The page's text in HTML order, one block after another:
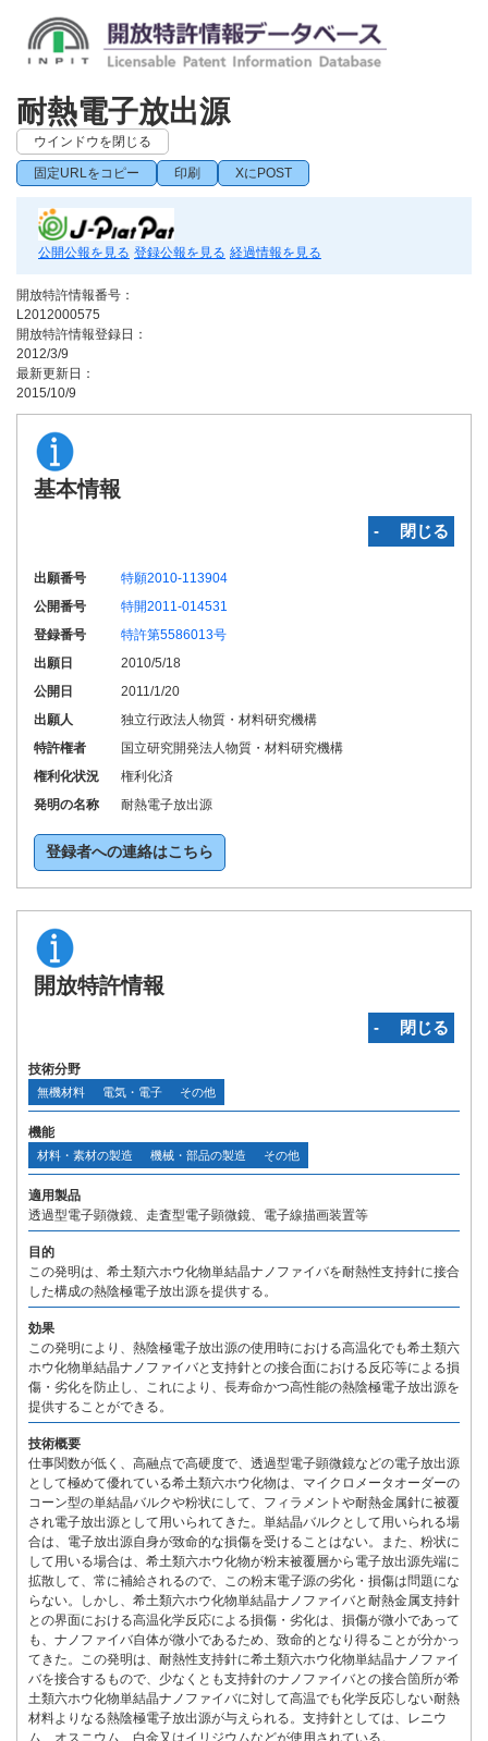
耐熱電子放出源
ウインドウを閉じる
固定URLをコピー 印刷 XにPOST
公開公報を見る 登録公報を見る 経過情報を見る
開放特許情報番号：
L2012000575
開放特許情報登録日：
2012/3/9
最新更新日：
2015/10/9
基本情報
‐ 閉じる
出願番号
特願2010-113904
公開番号
特開2011-014531
登録番号
特許第5586013号
出願日
2010/5/18
公開日
2011/1/20
出願人
独立行政法人物質・材料研究機構
特許権者
国立研究開発法人物質・材料研究機構
権利化状況
権利化済
発明の名称
耐熱電子放出源
登録者への連絡はこちら
開放特許情報
‐ 閉じる
技術分野
無機材料 電気・電子 その他
機能
材料・素材の製造 機械・部品の製造 その他
適用製品
透過型電子顕微鏡、走査型電子顕微鏡、電子線描画装置等
目的
この発明は、希土類六ホウ化物単結晶ナノファイバを耐熱性支持針に接合
した構成の熱陰極電子放出源を提供する。
効果
この発明により、熱陰極電子放出源の使用時における高温化でも希土類六
ホウ化物単結晶ナノファイバと支持針との接合面における反応等による損
傷・劣化を防止し、これにより、長寿命かつ高性能の熱陰極電子放出源を
提供することができる。
技術概要
仕事関数が低く、高融点で高硬度で、透過型電子顕微鏡などの電子放出源
として極めて優れている希土類六ホウ化物は、マイクロメータオーダーの
コーン型の単結晶バルクや粉状にして、フィラメントや耐熱金属針に被覆
され電子放出源として用いられてきた。単結晶バルクとして用いられる場
合は、電子放出源自身が致命的な損傷を受けることはない。また、粉状に
して用いる場合は、希土類六ホウ化物が粉末被覆層から電子放出源先端に
拡散して、常に補給されるので、この粉末電子源の劣化・損傷は問題にな
らない。しかし、希土類六ホウ化物単結晶ナノファイバと耐熱金属支持針
との界面における高温化学反応による損傷・劣化は、損傷が微小であって
も、ナノファイバ自体が微小であるため、致命的となり得ることが分かっ
てきた。この発明は、耐熱性支持針に希土類六ホウ化物単結晶ナノファイ
バを接合するもので、少なくとも支持針のナノファイバとの接合箇所が希
土類六ホウ化物単結晶ナノファイバに対して高温でも化学反応しない耐熱
材料よりなる熱陰極電子放出源が与えられる。支持針としては、レニウ
ム、オスニウム、白金又はイリジウムなどが使用されている。